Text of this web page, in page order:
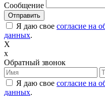
Сообщение
Я даю свое согласие на
данных.
X
x
Обратный звонок
Я даю свое согласие на
данных.